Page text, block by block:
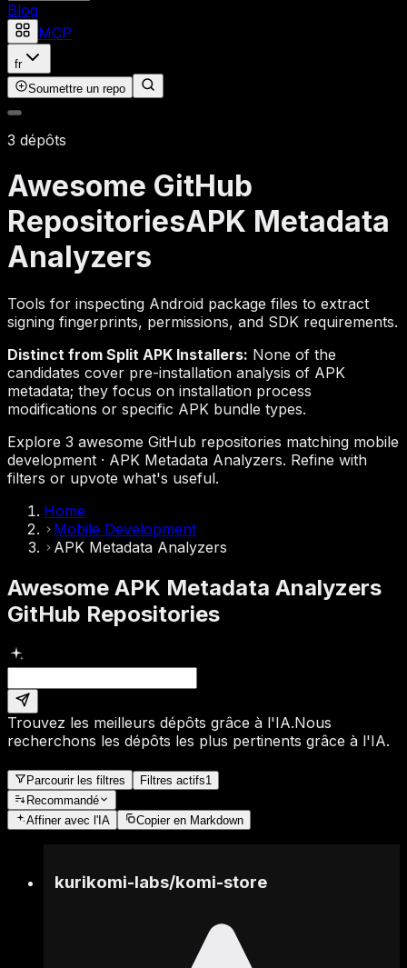
Blog
MCP
fr
Soumettre un repo
3 dépôts
Awesome GitHub
RepositoriesAPK Metadata
Analyzers
Tools for inspecting Android package files to extract
signing fingerprints, permissions, and SDK requirements.
Distinct from Split APK Installers: None of the
candidates cover pre-installation analysis of APK
metadata; they focus on installation process
modifications or specific APK bundle types.
Explore 3 awesome GitHub repositories matching mobile
development · APK Metadata Analyzers. Refine with
filters or upvote what's useful.
Home
Mobile Development
APK Metadata Analyzers
Awesome APK Metadata Analyzers
GitHub Repositories
Trouvez les meilleurs dépôts grâce à l'IA.Nous
recherchons les dépôts les plus pertinents grâce à l'IA.
Parcourir les filtres Filtres actifs1
Recommandé
Affineravec l'IA Copier en Markdown
kurikomi-labs/komi-store